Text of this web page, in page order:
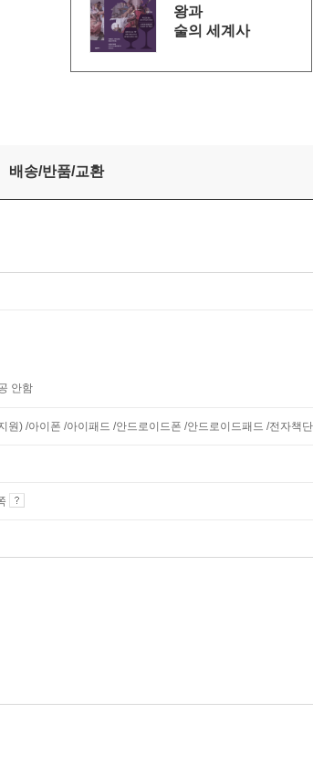
왕과
술의 세계사
배송/반품/교환
안함
원) /아이폰 /아이패드 /안드로이드폰 /안드로이드패드 /전자책